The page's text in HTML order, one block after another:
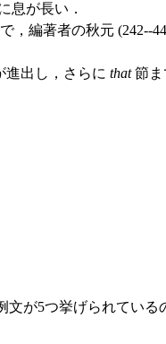
息が長い．
，編著者の秋元 (242--
進出し，さらに that節ま
が5つ挙げられている